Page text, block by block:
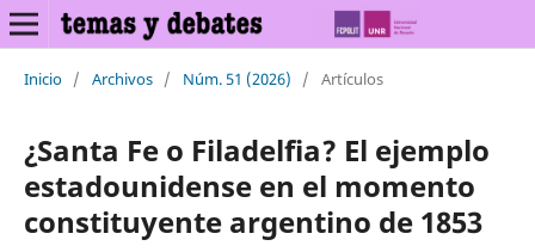
Inicio / Archivos / Núm. 51 (2026) / Artículos
¿Santa Fe o Filadelfia? El ejemplo
estadounidense en el momento
constituyente argentino de 1853